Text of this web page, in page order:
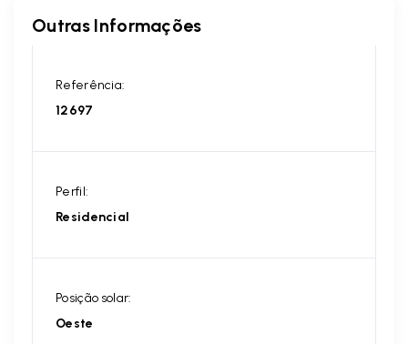
Outras Informações
Referência:
12697
Perfil:
Residencial
Posição solar:
Oeste